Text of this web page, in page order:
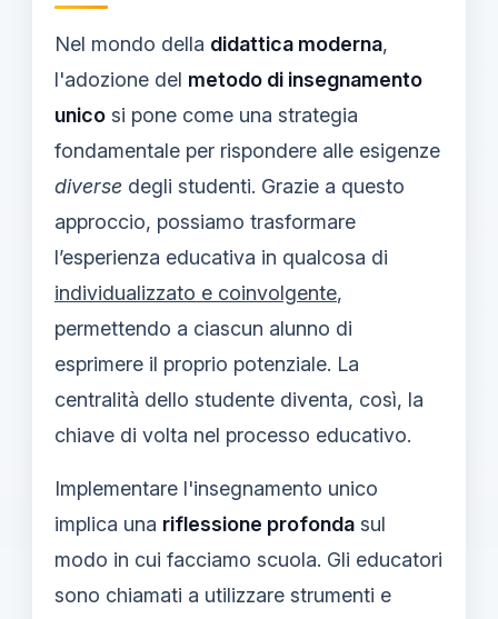
Nel mondo della didattica moderna,
l'adozione del metodo di insegnamento
unico si pone come una strategia
fondamentale per rispondere alle esigenze
diverse degli studenti. Grazie a questo
approccio, possiamo trasformare
l’esperienza educativa in qualcosa di
individualizzato e coinvolgente,
permettendo a ciascun alunno di
esprimere il proprio potenziale. La
centralità dello studente diventa, così, la
chiave di volta nel processo educativo.
Implementare l'insegnamento unico
implica una riflessione profonda sul
modo in cui facciamo scuola. Gli educatori
sono chiamati a utilizzare strumenti e